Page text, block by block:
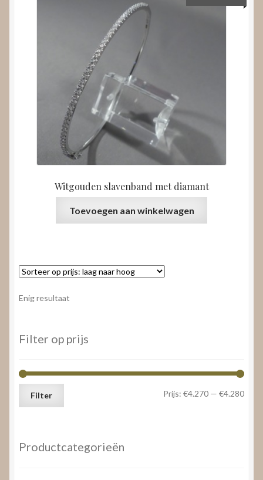
Witgouden slavenband met diamant
Toevoegen aan winkelwagen
Enig resultaat
Filter op prijs
Min.
Max.
Filter Prijs: €4.270 — €4.280
Productcategorieën